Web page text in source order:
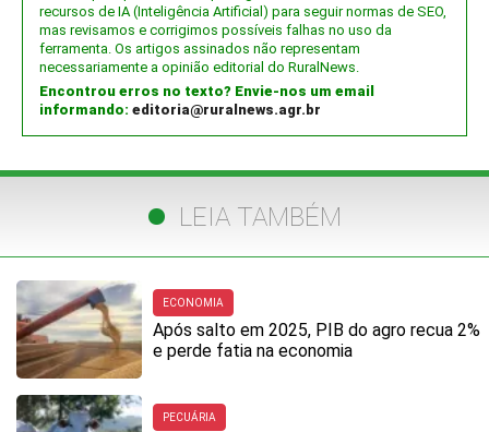
recursos de IA (Inteligência Artificial) para seguir normas de SEO,
mas revisamos e corrigimos possíveis falhas no uso da
ferramenta. Os artigos assinados não representam
necessariamente a opinião editorial do RuralNews.
Encontrou erros no texto? Envie-nos um email
informando: editoria@ruralnews.agr.br
LEIA TAMBÉM
ECONOMIA
Após salto em 2025, PIB do agro recua 2%
e perde fatia na economia
PECUÁRIA